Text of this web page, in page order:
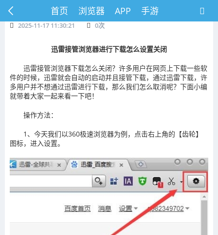
首页 浏览器 APP 手游
2025-11-17 11:30:21 0次
迅雷接管浏览器进行下载怎么设置关闭
迅雷接管浏览器下载怎么关闭？许多用户在网页上下载一些软
件的时候，迅雷就会自动的启动并且接管下载，通过迅雷下载，许
多用户并不想通过迅雷进行下载，那么我们怎么取消呢？下面小编
就带着大家一起来看一下吧！
操作方法：
1、今天我们以360极速浏览器为例，点击右上角的【齿轮】
图标，进入设置。